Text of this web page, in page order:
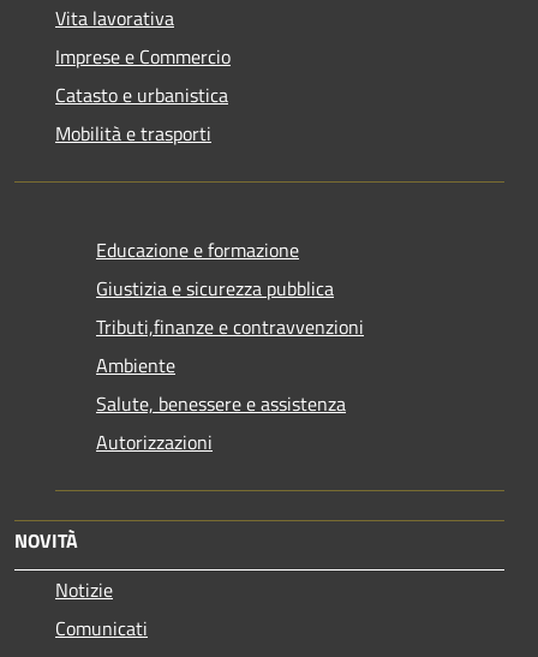
Vita lavorativa
Imprese e Commercio
Catasto e urbanistica
Mobilità e trasporti
Educazione e formazione
Giustizia e sicurezza pubblica
Tributi,finanze e contravvenzioni
Ambiente
Salute, benessere e assistenza
Autorizzazioni
NOVITÀ
Notizie
Comunicati